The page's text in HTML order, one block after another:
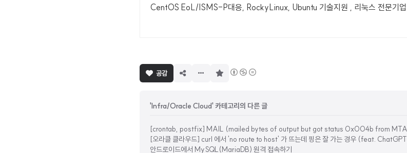
CentOS EoL/ISMS-P대응, RockyLinux, Ubuntu 기술지원 , 리눅스 전문기업
공감
'Infra/Oracle Cloud' 카테고리의 다른 글
[crontab, postfix] MAIL (mailed bytes of output but got status 0x004b from
[오라클 클라우드] curl 에서 'no route to host' 가 뜨는데 핑은 잘 가는 경우 (feat.
안드로이드에서 MySQL(MariaDB) 원격 접속하기